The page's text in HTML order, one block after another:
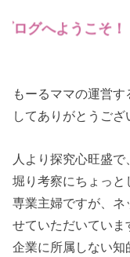
こそ！
もーるママの運営す
してありがとうござ
人より探究心旺盛
堀り考察にちょっ
専業主婦ですが、ネ
せていただいていま
企業に所属しない知